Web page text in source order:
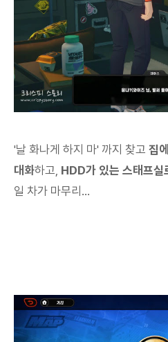
'날 화나게 하지 마' 까지 찾고 집
대화하고, HDD가 있는 스태프실
일 차가 마무리...